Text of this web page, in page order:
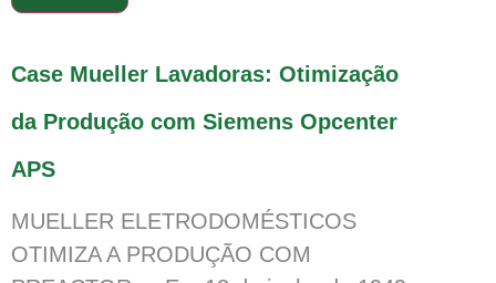
Case Mueller Lavadoras: Otimização
da Produção com Siemens Opcenter
APS
MUELLER ELETRODOMÉSTICOS
OTIMIZA A PRODUÇÃO COM